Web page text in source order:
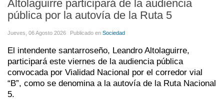
Altolaguirre participará de la audiencia
pública por la autovía de la Ruta 5
Jueves, 06 Agosto 2026 Publicado en Sociedad
El intendente santarroseño, Leandro Altolaguirre,
participará este viernes de la audiencia pública
convocada por Vialidad Nacional por el corredor vial
“B”, como se denomina a la autovía de la Ruta Nacional
5.